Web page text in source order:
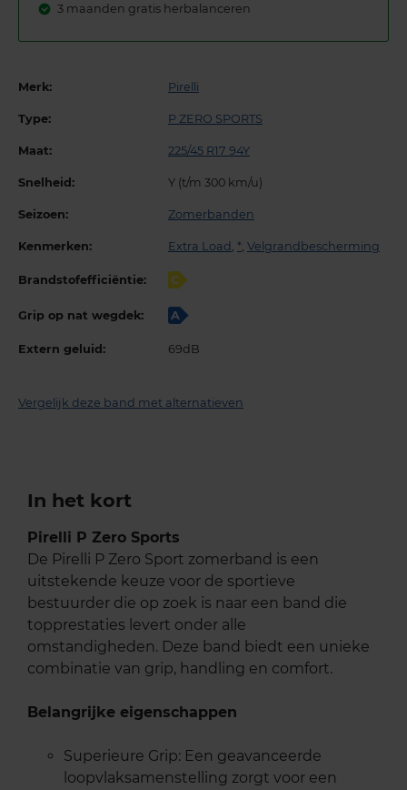
3 maanden gratis herbalanceren
Merk: Pirelli
Type: P ZERO SPORTS
Maat: 225/45 R17 94Y
Snelheid: Y (t/m 300 km/u)
Seizoen: Zomerbanden
Kenmerken: Extra Load , *, Velgrandbescherming
Brandstofefficiëntie: C
Grip op nat wegdek: A
Extern geluid: 69dB
Vergelijk deze band met alternatieven
In het kort
Pirelli P Zero Sports
De Pirelli P Zero Sport zomerband is een
uitstekende keuze voor de sportieve
bestuurder die op zoek is naar een band die
topprestaties levert onder alle
omstandigheden. Deze band biedt een unieke
combinatie van grip, handling en comfort.
Belangrijke eigenschappen
Superieure Grip: Een geavanceerde
loopvlaksamenstelling zorgt voor een